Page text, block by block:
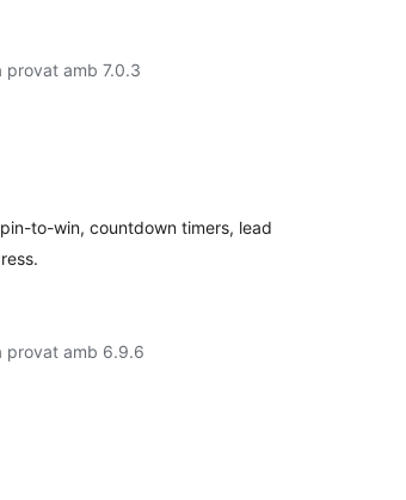
provat amb 7.0.3
to-win, countdown timers, lead
provat amb 6.9.6